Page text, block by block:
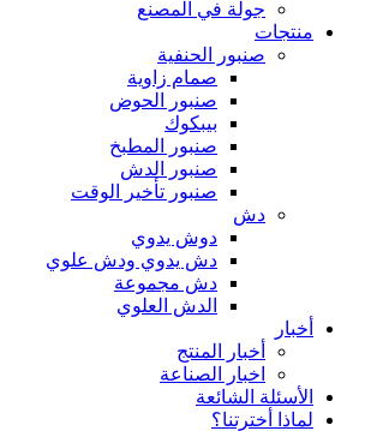
جولة في المصنع
منتجات
صنبور الحنفية
صمام زاوية
صنبور الحوض
بيبكوك
صنبور المطبخ
صنبور الدش
صنبور تأخير الوقت
دش
دوش يدوي
دش يدوي ودش علوي
دش مجموعة
الدش العلوي
أخبار
أخبار المنتج
اخبار الصناعة
الأسئلة الشائعة
لماذا أخترتنا؟